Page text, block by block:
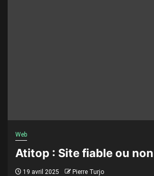
Web
Atitop : Site fiable ou
19 avril 2025 Pierre Turjo